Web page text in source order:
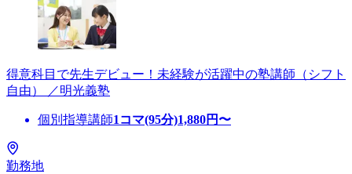
得意科目で先生デビュー！未経験が活躍中の塾講師（シフト
自由） ／明光義塾
個別指導講師1コマ(95分)1,880円〜
勤務地